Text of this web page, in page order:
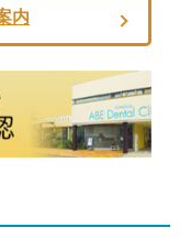
内